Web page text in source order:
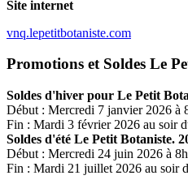
Site internet
vnq.lepetitbotaniste.com
Promotions et Soldes Le
Soldes d'hiver pour Le Petit
Début : Mercredi 7 janvier 2026 à
Fin : Mardi 3 février 2026 au soir
Soldes d'été Le Petit Botaniste.
Début : Mercredi 24 juin 2026 à
Fin : Mardi 21 juillet 2026 au soir